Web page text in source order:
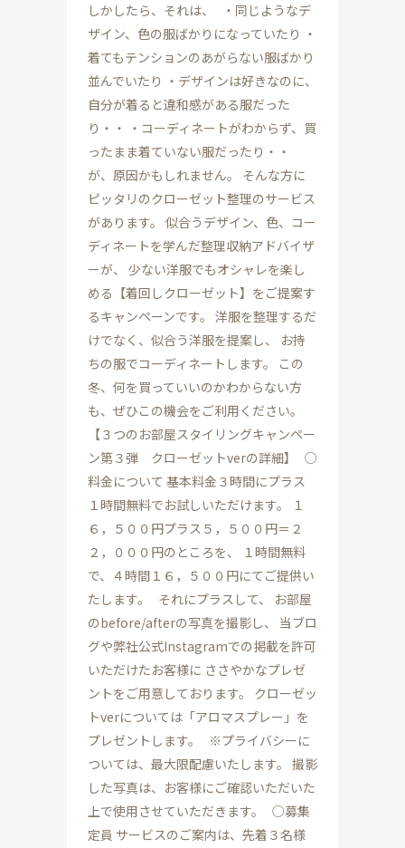
しかしたら、それは、 ・同じようなデ
ザイン、色の服ばかりになっていたり ・
着てもテンションのあがらない服ばかり
並んでいたり ・デザインは好きなのに、
自分が着ると違和感がある服だった
り・・ ・コーディネートがわからず、買
ったまま着ていない服だったり・・
が、原因かもしれません。 そんな方に
ピッタリのクローゼット整理のサービス
があります。 似合うデザイン、色、コー
ディネートを学んだ整理収納アドバイザ
ーが、 少ない洋服でもオシャレを楽し
める【着回しクローゼット】をご提案す
るキャンペーンです。 洋服を整理するだ
けでなく、似合う洋服を提案し、 お持
ちの服でコーディネートします。 この
冬、何を買っていいのかわからない方
も、ぜひこの機会をご利用ください。
【３つのお部屋スタイリングキャンペー
ン第３弾 クローゼットverの詳細】 ○
料金について 基本料金３時間にプラス
１時間無料でお試しいただけます。 １
６，５００円プラス５，５００円＝２
２，０００円のところを、 １時間無料
で、４時間１６，５００円にてご提供い
たします。 それにプラスして、 お部屋
のbefore/afterの写真を撮影し、 当ブロ
グや弊社公式Instagramでの掲載を許可
いただけたお客様に ささやかなプレゼ
ントをご用意しております。 クローゼッ
トverについては「アロマスプレー」を
プレゼントします。 ※プライバシーに
ついては、最大限配慮いたします。 撮影
した写真は、お客様にご確認いただいた
上で使用させていただきます。 ○募集
定員 サービスのご案内は、先着３名様